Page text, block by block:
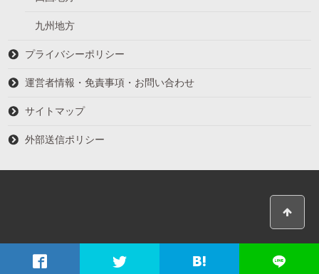
九州地方
プライバシーポリシー
運営者情報・免責事項・お問い合わせ
サイトマップ
外部送信ポリシー